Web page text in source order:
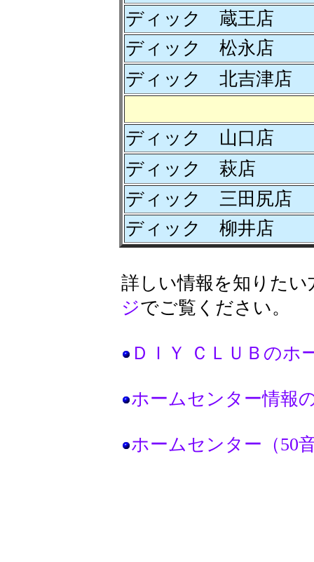
ディック 蔵王店
ディック 松永店
ディック 北吉津店
ディック 山口店
ディック 萩店
ディック 三田尻店
ディック 柳井店
詳しい情報を知りたい
ジでご覧ください。
ＤＩＹ ＣＬＵＢのホ
ホームセンター情報
ホームセンター（50